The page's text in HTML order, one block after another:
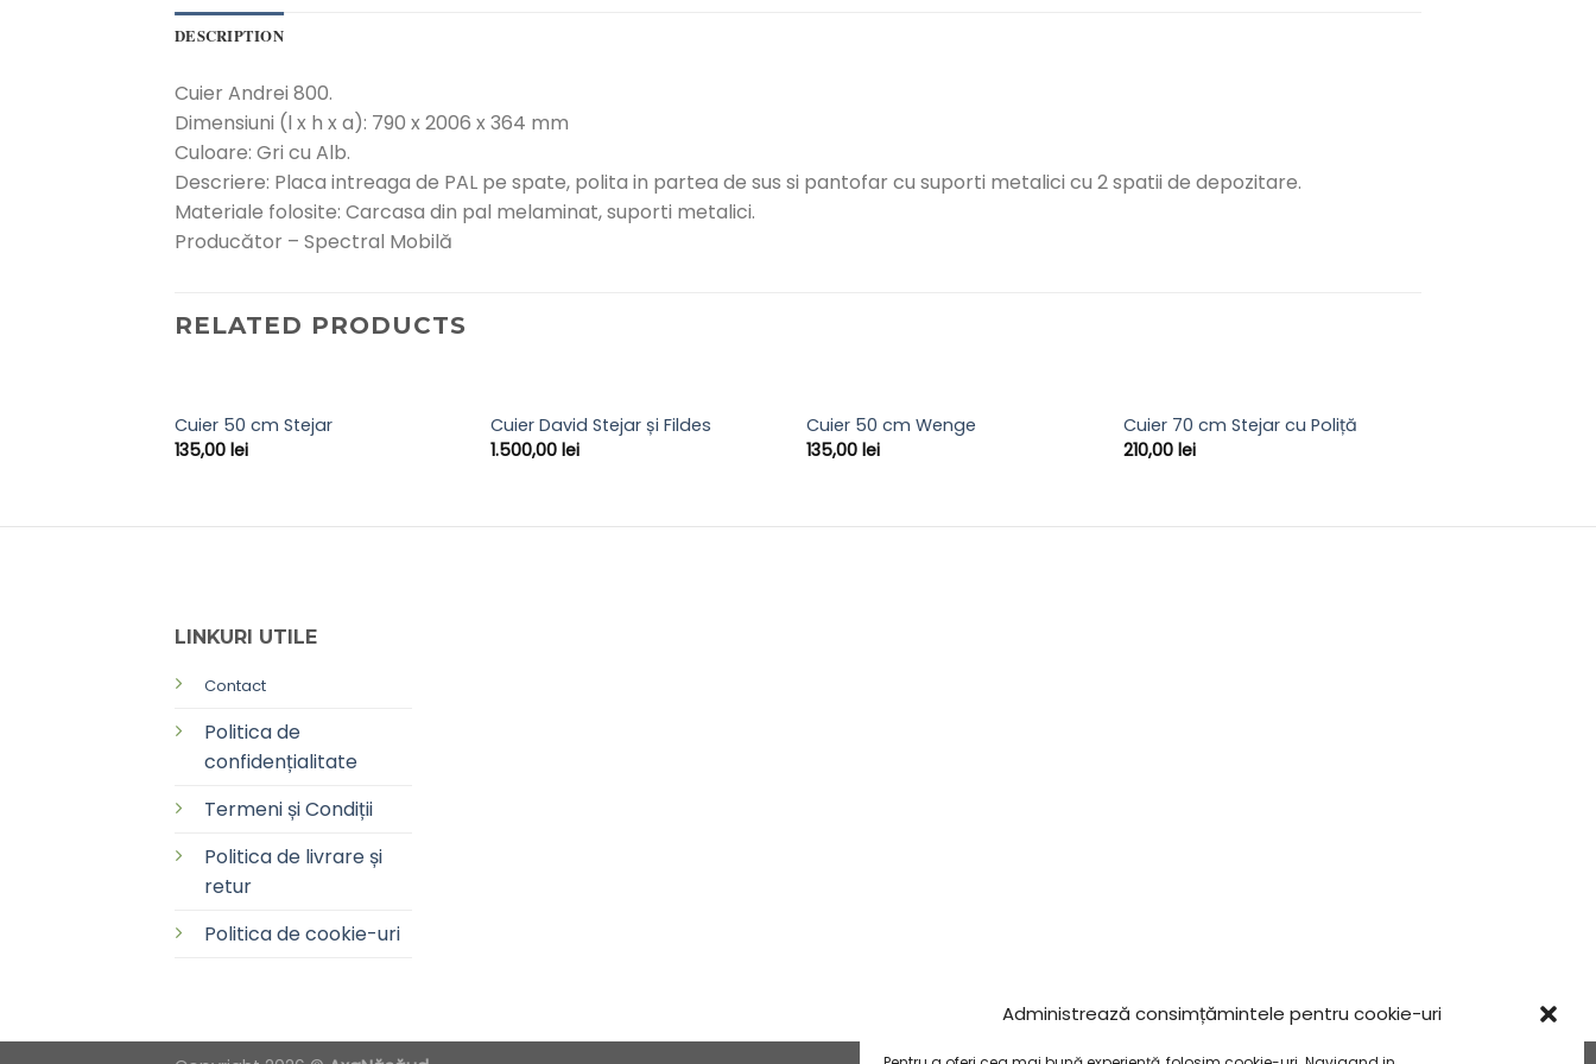
Administrează consimțămintele pentru cookie-uri
DESCRIPTION
Cuier Andrei 800.
Dimensiuni (l x h x a): 790 x 2006 x 364 mm
Culoare: Gri cu Alb.
Descriere: Placa intreaga de PAL pe spate, polita in partea de sus si pantofar cu suporti metalici cu 2 spatii de depozitare.
Materiale folosite: Carcasa din pal melaminat, suporti metalici.
Producător – Spectral Mobilă
RELATED PRODUCTS
Cuier 50 cm Stejar
135,00 lei
Cuier David Stejar și Fildes
1.500,00lei
Cuier 50 cm Wenge
135,00lei
Cuier 70 cm Stejar cu Poliță
210,00 lei
LINKURI UTILE
Contact
Politica de
confidențialitate
Termeni și Condiții
Politica de livrare și
retur
Politica de cookie-uri